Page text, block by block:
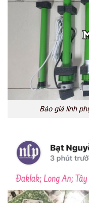
Báo giá linh